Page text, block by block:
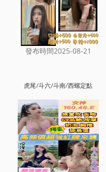
發布時間2025-08-21
虎尾/斗六/斗南/西螺定點